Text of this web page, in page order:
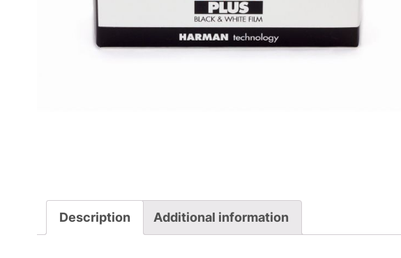
Description Additional information